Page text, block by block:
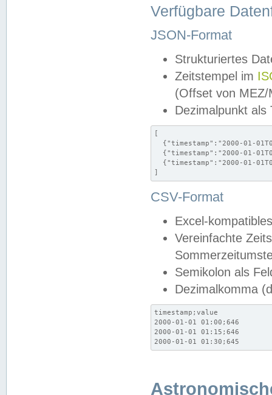
Verfügbare
JSON-Format
Strukturiertes
Zeitstempel im
(Offset von MEZ/
Dezimalpunkt als
[
{"timestamp":"2000-01-
{"timestamp":"2000-01-
{"timestamp":"2000-01-
]
CSV-Format
Excel-
Vereinfachte
Semikolon als
Dezimalkomma
timestamp;value
2000-01-01 01:00;646
2000-01-01 01:15;646
2000-01-01 01:30;645